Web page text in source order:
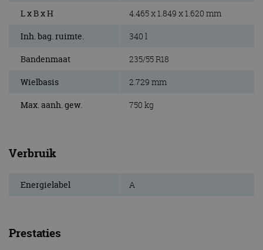
L x B x H 4.465 x 1.849 x 1.620 mm
Inh. bag. ruimte. 340 l
Bandenmaat 235/55 R18
Wielbasis 2.729 mm
Max. aanh. gew. 750 kg
Verbruik
Energielabel A
Prestaties